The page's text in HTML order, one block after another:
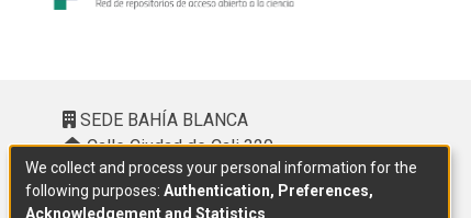
SEDE BAHÍA BLANCA
Calle Ciudad de Cali 320 –
(8000). Universidad Provincial del
Sudoeste (UPSO)
We collect and process your personal information for the
following purposes: Authentication, Preferences,
Acknowledgement and Statistics